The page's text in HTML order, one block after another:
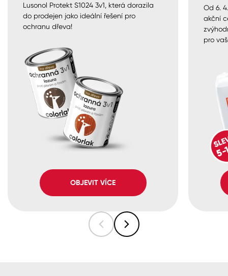
Lusonol Protekt S1024 3v1, která dorazila
do prodejen jako ideální řešení pro
ochranu dřeva!
OBJEVIT VÍCE
Od 6.
akční
pro